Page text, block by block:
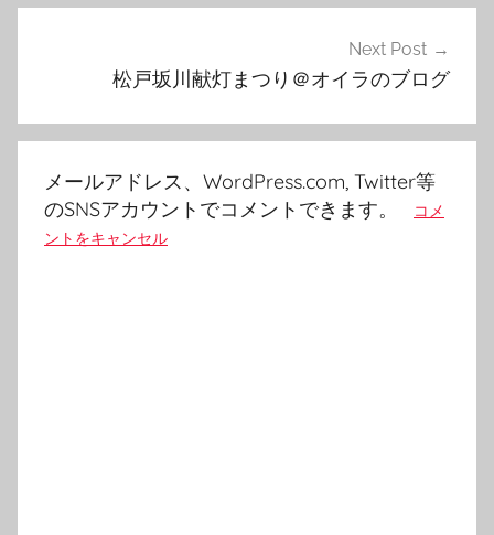
ョ
Next Post
松戸坂川献灯まつり＠オイラのブログ
メールアドレス、WordPress.com, Twitter等
のSNSアカウントでコメントできます。
コメ
ントをキャンセル